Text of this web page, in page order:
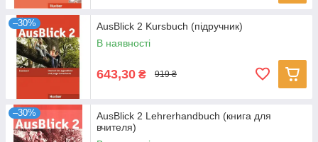
–30%
AusBlick 2 Kursbuch (підручник)
В наявності
643,30 ₴ 919 ₴
–30%
AusBlick 2 Lehrerhandbuch (книга для
вчителя)